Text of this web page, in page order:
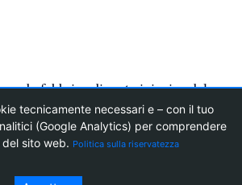
fabbrica di carta igienica del
a sinistra nell'immagine sopra) è
provincia di Québec. Proprio di
di Ottawa.
18
tecnicamente necessari e – con il tuo
(Google Analytics) per comprendere
sito web. Politica sulla riservatezza